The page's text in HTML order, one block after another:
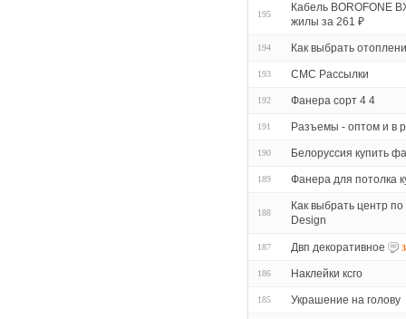
195
Кабель BOROFONE
жилы за 261 ₽
194 Как выбрать
193 СМС Рассылки
192 Фанера сорт 4 4
191 Разъемы - оптом и в
190 Белоруссия купить
189 Фанера для потолка
188
Как выбрать центр
Design
187 Двп декоративное 3
186 Наклейки ксго
185 Украшение на голову